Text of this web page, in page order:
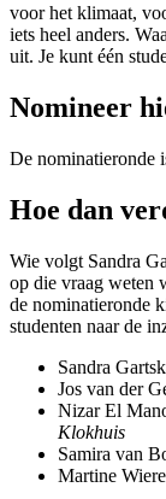
voor het klimaat,
iets heel anders.
uit. Je kunt één
Nomineer
De nominatieronde
Hoe dan
Wie volgt Sandra
op die vraag weten
de nominatieronde
studenten naar de
Sandra
Jos van der
Nizar El
Klokhuis
Samira van
Martine